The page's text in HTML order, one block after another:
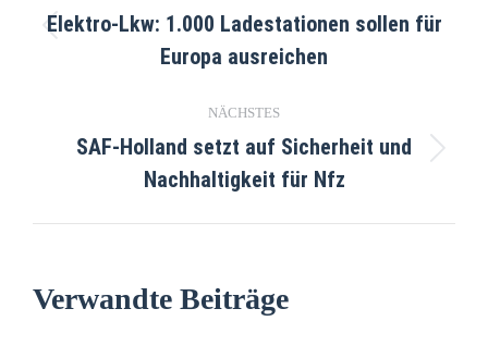
Elektro-Lkw: 1.000 Ladestationen sollen für
Europa ausreichen
NÄCHSTES
SAF-Holland setzt auf Sicherheit und
Nachhaltigkeit für Nfz
Verwandte Beiträge